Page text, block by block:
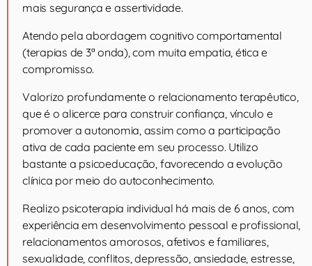
mais segurança e assertividade.
Atendo pela abordagem cognitivo comportamental
(terapias de 3ª onda), com muita empatia, ética e
compromisso.
Valorizo profundamente o relacionamento terapêutico,
que é o alicerce para construir confiança, vínculo e
promover a autonomia, assim como a participação
ativa de cada paciente em seu processo. Utilizo
bastante a psicoeducação, favorecendo a evolução
clínica por meio do autoconhecimento.
Realizo psicoterapia individual há mais de 6 anos, com
experiência em desenvolvimento pessoal e profissional,
relacionamentos amorosos, afetivos e familiares,
sexualidade, conflitos, depressão, ansiedade, estresse,